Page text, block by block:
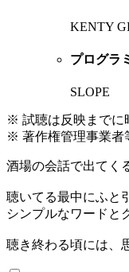
KENTY
プログラ
SLOPE
※ 試聴は反映までに
※ 著作権管理事業者
酒場の会話で出てく
聴いてる最中にふと
シンプルなワードと
聴き終わる頃には、